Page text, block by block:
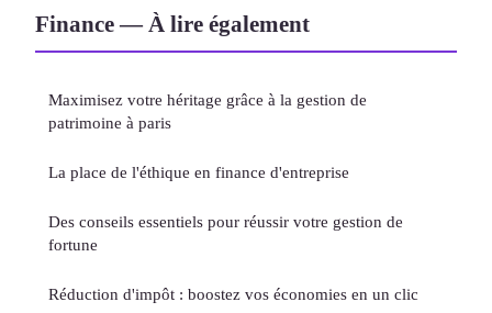
Finance — À lire également
Maximisez votre héritage grâce à la gestion de
patrimoine à paris
La place de l'éthique en finance d'entreprise
Des conseils essentiels pour réussir votre gestion de
fortune
Réduction d'impôt : boostez vos économies en un clic